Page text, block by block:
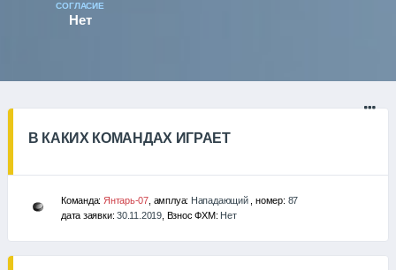
СОГЛАСИЕ
Нет
В КАКИХ КОМАНДАХ ИГРАЕТ
Команда: Янтарь-07 , амплуа: Нападающий, номер: 87
дата заявки:30.11.2019, Взнос ФХМ: Нет